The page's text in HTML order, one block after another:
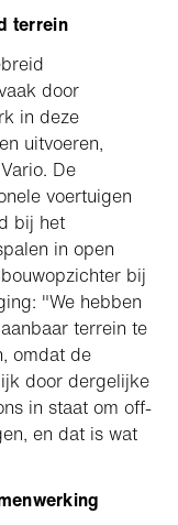
terrein
door
in deze
uitvoeren,
De
voertuigen
bij het
in open
bij
"We hebben
terrein te
omdat de
door dergelijke
in staat om off-
en dat is wat